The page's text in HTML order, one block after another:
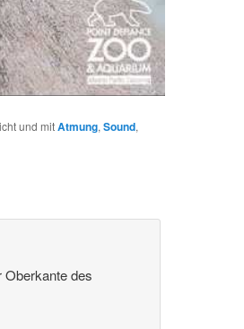
und mitAtmung, Sound,
des